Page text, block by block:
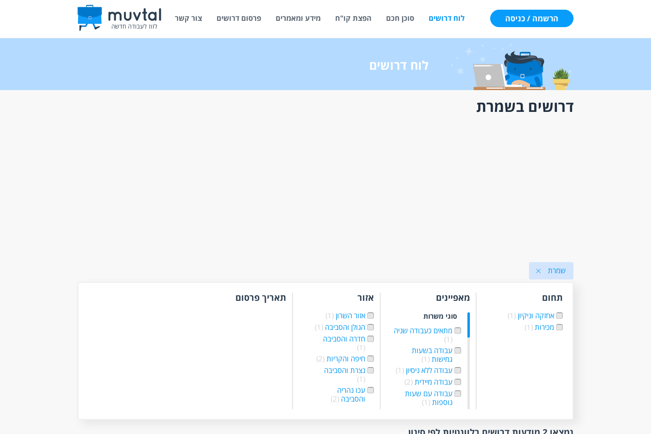
הרשמה / כניסה לוח דרושים סוכן חכם הפצת קו"ח מידע ומאמרים פרסום דרושים צור קשר
לוח דרושים
דרושים בשמרת
שמרת
תחום
אחזקה וניקיון (1)
מכירות (1)
מאפיינים
סוגי משרות
מתאים כעבודה שניה
(1)
עבודה בשעות
גמישות (1)
עבודה ללא ניסיון (1)
עבודה מיידית (2)
עבודה עם שעות
נוספות (1)
אזור
אזור השרון (1)
הגולן והסביבה (1)
חדרה והסביבה
(1)
חיפה והקריות (2)
נצרת והסביבה
(1)
עכו נהריה
והסביבה (2)
תאריך פרסום